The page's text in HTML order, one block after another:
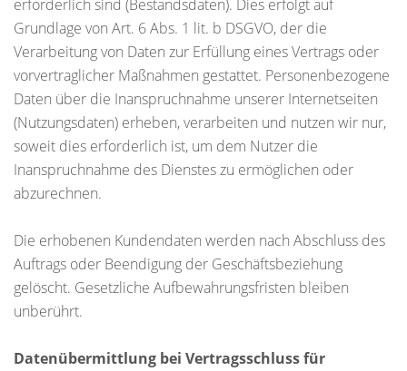
erforderlich sind (Bestandsdaten). Dies erfolgt auf
Grundlage von Art. 6 Abs. 1 lit. b DSGVO, der die
Verarbeitung von Daten zur Erfüllung eines Vertrags oder
vorvertraglicher Maßnahmen gestattet. Personenbezogene
Daten über die Inanspruchnahme unserer Internetseiten
(Nutzungsdaten) erheben, verarbeiten und nutzen wir nur,
soweit dies erforderlich ist, um dem Nutzer die
Inanspruchnahme des Dienstes zu ermöglichen oder
abzurechnen.
Die erhobenen Kundendaten werden nach Abschluss des
Auftrags oder Beendigung der Geschäftsbeziehung
gelöscht. Gesetzliche Aufbewahrungsfristen bleiben
unberührt.
Datenübermittlung bei Vertragsschluss für